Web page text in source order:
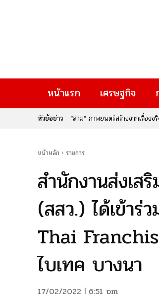
หน้าแรก เศรษฐกิจ
หัวข้อข่าว“ล่าม” ภาพยนตร์สร้างจากเรื่องจริ
เมื่อ “ความคิดสร้างสรรค์” เป
หน้าหลัก ราชการ
สำนักงานส่งเส
(สสว.) ได้เข้าร่
Thai
ไบเทค บางนา
17/02/2022 | 6:51 pm